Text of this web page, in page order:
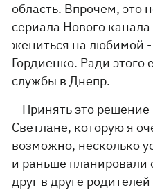
область. Впрочем, это
сериала Нового канала
жениться на любимой -
Гордиенко. Ради этого
службы в Днепр.
– Принять это
Светлане, которую я
возможно, несколько
и раньше планировали
друг в друге